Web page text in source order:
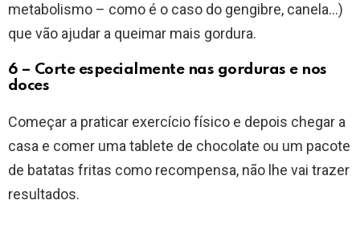
metabolismo – como é o caso do gengibre, canela…)
que vão ajudar a queimar mais gordura.
6 – Corte especialmente nas gorduras e nos
doces
Começar a praticar exercício físico e depois chegar a
casa e comer uma tablete de chocolate ou um pacote
de batatas fritas como recompensa, não lhe vai trazer
resultados.